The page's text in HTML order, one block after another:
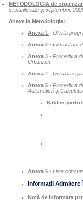
METODOLOGIA de
sesiunile iulie și septembrie
Anexe la Metodologie:
Anexa 1 - Oferta
Anexa 2 - Instrucțiuni
Anexa 3 - Procedura
Urbanism
Anexa 4 - Derularea
Anexa 5 - Procedura
Automatică și
Șablon
Anexa 6 - Lista
Informații Admitere
Notă de informare